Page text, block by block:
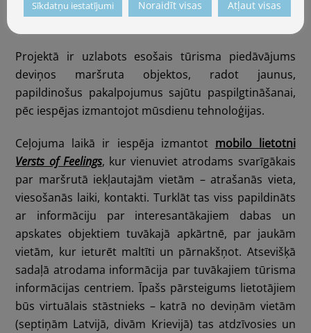
saimniekus – viss, kas nepieciešams pilnvērtīgai
Projektā ir uzlabots esošais tūrisma piedāvājums
deviņos maršruta objektos, radot jaunus,
papildinošus pakalpojumus sajūtu paspilgtināšanai,
pēc iespējas izmantojot mūsdienu tehnoloģijas.
Ceļojuma laikā ir iespēja izmantot mobilo lietotni
Versts of Feelings, kur vienuviet atrodams svarīgākais
par maršrutā iekļautajām vietām – atrašanās vieta,
viesošanās laiki, kontakti. Turklāt tas viss papildināts
ar informāciju par interesantākajiem dabas un
apskates objektiem tuvākajā apkārtnē, par jaukām
vietām, kur ieturēt maltīti un pārnakšņot. Atsevišķā
sadaļā atrodama informācija par tuvākajiem tūrisma
informācijas centriem. Īpašs pārsteigums lietotājiem
būs virtuālais stāstnieks – katrā no deviņām vietām
(septiņām Latvijā, divām Krievijā) tas atdzīvosies un
Sīkdatņu iestatījumi Noraidīt visas Atļaut visas